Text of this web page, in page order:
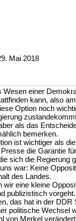
Mai 2018
Wesen einer
kann, also
Option noch
als das
bemerken.
ist wichtiger als
die Garantie
sich die Regierung
war: Keine
des Landes.
wir eine kleine
publizistisch
das hat in der DDR
politische Wechsel
von Merkel